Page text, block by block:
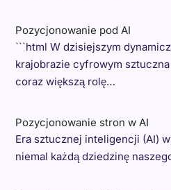
Pozycjonowanie pod AI
```html W dzisiejszym
krajobrazie cyfrowym
coraz większą rolę…
Pozycjonowanie stron w AI
Era sztucznej inteligencji (AI)
niemal każdą dziedzinę